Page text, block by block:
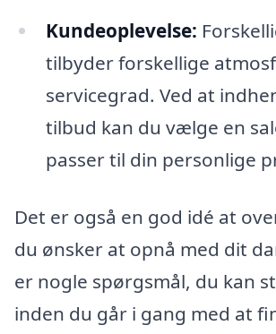
Kundeoplevelse:
tilbyder forskellige
servicegrad. Ved at
tilbud kan du vælge en
passer til din personlige
Det er også en god idé at
du ønsker at opnå med dit
er nogle spørgsmål, du kan
inden du går i gang med at